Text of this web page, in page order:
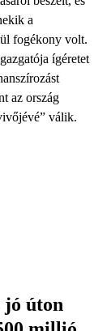
a
fogékony volt.
ígéretet
az ország
válik.
jó úton